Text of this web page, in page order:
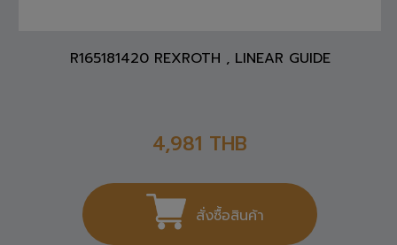
4,981 THB
สั่งซื้อสินค้า